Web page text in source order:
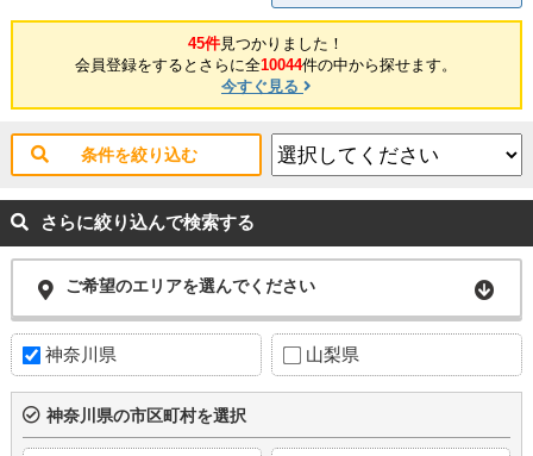
45件見つかりました！
会員登録をするとさらに全10044件の中から探せます。
今すぐ見る
条件を絞り込む
さらに絞り込んで検索する
ご希望のエリアを選んでください
神奈川県 山梨県
神奈川県の市区町村を選択